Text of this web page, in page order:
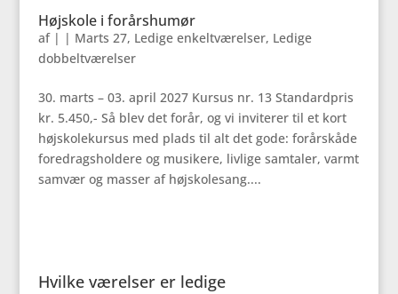
Højskole i forårshumør
af | | Marts 27, Ledige enkeltværelser, Ledige
dobbeltværelser
30. marts – 03. april 2027 Kursus nr. 13 Standardpris
kr. 5.450,- Så blev det forår, og vi inviterer til et kort
højskolekursus med plads til alt det gode: forårskåde
foredragsholdere og musikere, livlige samtaler, varmt
samvær og masser af højskolesang....
Hvilke værelser er ledige